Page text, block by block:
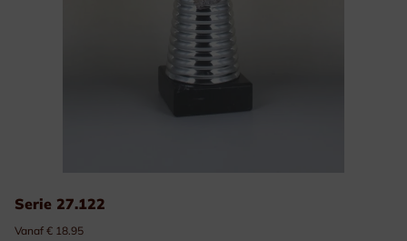
Serie 27.122
Vanaf € 18.95